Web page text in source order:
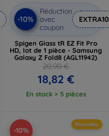
-10%
Réduction
avec
coupon
EXTRA10
Spigen Glass tR EZ Fit Pro
HD, lot de 1 pièce - Samsung
Galaxy Z Fold8 (AGL11942)
20,90 €
18,82 €
En stock > 5 pièces
-10%
Nouveau